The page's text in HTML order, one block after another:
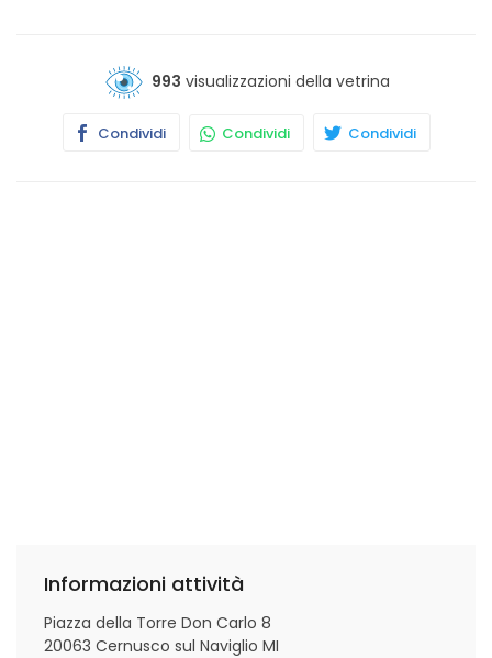
993 visualizzazioni della vetrina
Condividi Condividi Condividi
Informazioni attività
Piazza della Torre Don Carlo 8
20063 Cernusco sul Naviglio MI